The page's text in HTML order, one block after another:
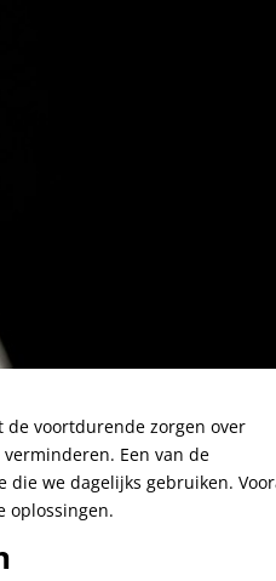
voortdurende zorgen over
Een van de
we dagelijks gebruiken.
oplossingen.